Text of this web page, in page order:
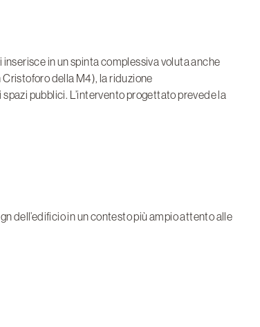
in un spinta complessiva voluta anche
della M4), la riduzione
pubblici. L’intervento progettato prevede la
dell’edificio in un contesto più ampio attento alle